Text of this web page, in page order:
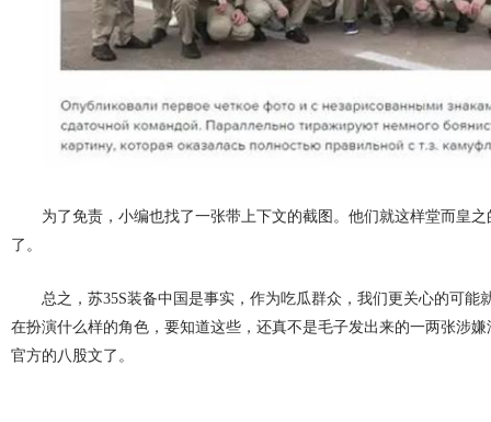
为了免责，小编也找了一张带上下文的截图。他们就这样堂而皇
了。
总之，苏35S装备中国是事实，作为吃瓜群众，我们更关心的可能
在扮演什么样的角色，要知道这些，还真不是毛子发出来的一两张涉
官方的八股文了。